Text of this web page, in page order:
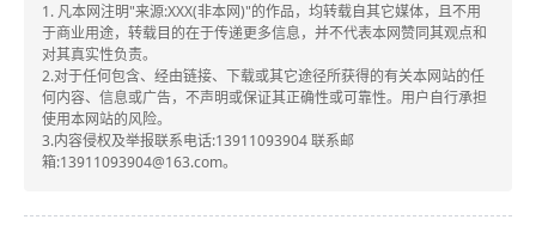
1. 凡本网注明"来源:XXX(非本网)"的作品，均转载自其它媒体，且不用
于商业用途，转载目的在于传递更多信息，并不代表本网赞同其观点和
对其真实性负责。
2.对于任何包含、经由链接、下载或其它途径所获得的有关本网站的任
何内容、信息或广告，不声明或保证其正确性或可靠性。用户自行承担
使用本网站的风险。
3.内容侵权及举报联系电话:13911093904 联系邮
箱:13911093904@163.com。